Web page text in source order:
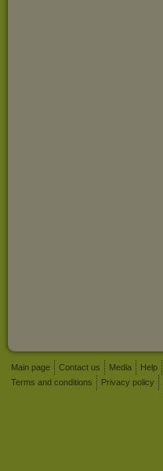
Main page Contact us Media Help
Terms and conditions
Privacy policy